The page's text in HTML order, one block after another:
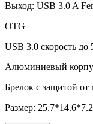
Выход: USB 3.0 A
OTG
USB 3.0 скорость до
Алюминиевый
Брелок с защитой от
Размер: